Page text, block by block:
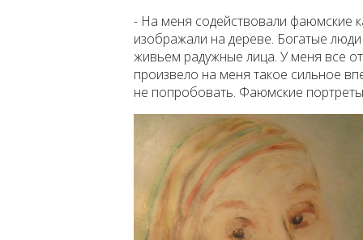
- На меня содействовали фаюмские
изображали на дереве. Богатые
живьем радужные лица. У меня все
произвело на меня такое сильное
не попробовать. Фаюмские